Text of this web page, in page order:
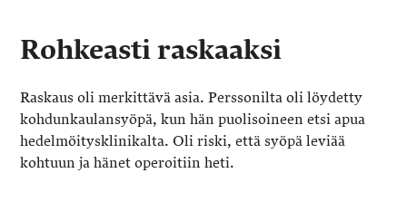
Rohkeasti raskaaksi
Raskaus oli merkittävä asia. Perssonilta oli löydetty
kohdunkaulansyöpä, kun hän puolisoineen etsi apua
hedelmöitysklinikalta. Oli riski, että syöpä leviää
kohtuun ja hänet operoitiin heti.